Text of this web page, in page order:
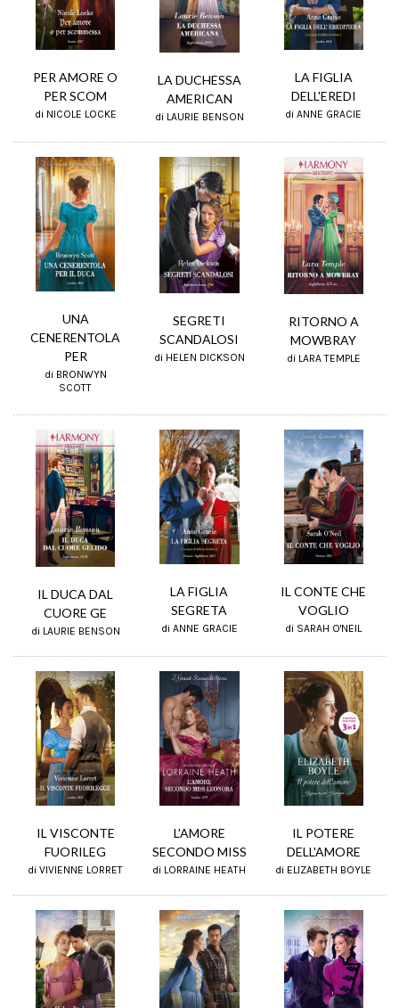
PER AMORE O
PER SCOM
di NICOLE LOCKE
LA DUCHESSA
AMERICAN
di LAURIE BENSON
LA FIGLIA
DELL'EREDI
di ANNE GRACIE
UNA
CENERENTOLA
PER
di BRONWYN
SCOTT
SEGRETI
SCANDALOSI
di HELEN DICKSON
RITORNO A
MOWBRAY
di LARA TEMPLE
IL DUCA DAL
CUORE GE
di LAURIE BENSON
LA FIGLIA
SEGRETA
di ANNE GRACIE
IL CONTE CHE
VOGLIO
di SARAH O'NEIL
IL VISCONTE
FUORILEG
di VIVIENNE LORRET
L'AMORE
SECONDO MISS
di LORRAINE HEATH
IL POTERE
DELL'AMORE
di ELIZABETH BOYLE